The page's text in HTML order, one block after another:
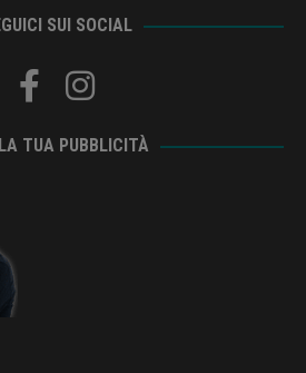
SUI SOCIAL
TUA PUBBLICITÀ